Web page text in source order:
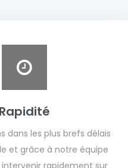
Rapidité
dans les plus brefs délais
et grâce à notre équipe
rapidement sur